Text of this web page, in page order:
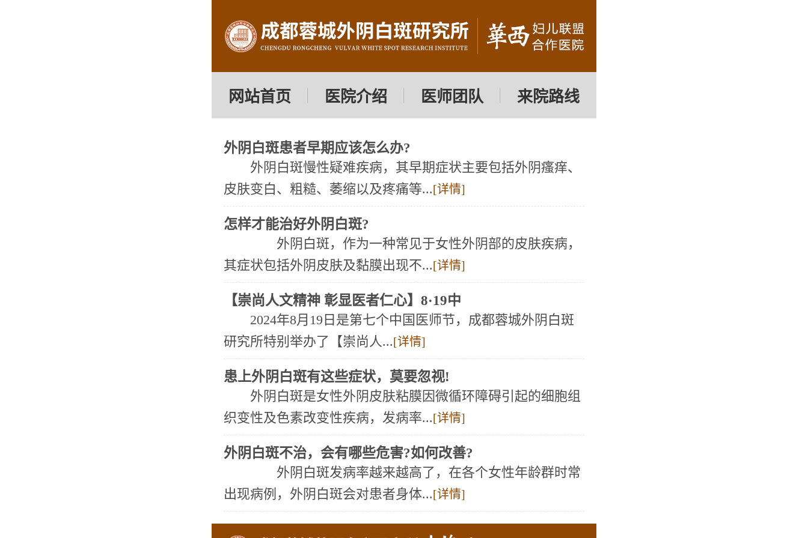
网站首页 医院介绍 医师团队 来院路线
外阴白斑患者早期应该怎么办?
外阴白斑慢性疑难疾病，其早期症状主要包括外阴瘙痒、
皮肤变白、粗糙、萎缩以及疼痛等...[详情]
怎样才能治好外阴白斑?
外阴白斑，作为一种常见于女性外阴部的皮肤疾病，
其症状包括外阴皮肤及黏膜出现不...[详情]
【崇尚人文精神 彰显医者仁心】8·19中
2024年8月19日是第七个中国医师节，成都蓉城外阴白斑
研究所特别举办了【崇尚人...[详情]
患上外阴白斑有这些症状，莫要忽视!
外阴白斑是女性外阴皮肤粘膜因微循环障碍引起的细胞组
织变性及色素改变性疾病，发病率...[详情]
外阴白斑不治，会有哪些危害?如何改善?
外阴白斑发病率越来越高了，在各个女性年龄群时常
出现病例，外阴白斑会对患者身体...[详情]